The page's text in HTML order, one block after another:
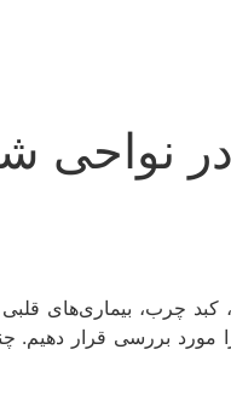
نواحی
لازم به ذکر است چربی در نواحی شکمی بدن می‌تواند به بیماری‌های
مورد بررسی قرار دهیم.